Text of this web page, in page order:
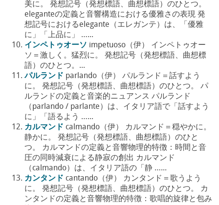
美に。 発想記号（発想標語、曲想標語）のひとつ。
eleganteの定義と音響構造における優雅さの表現 発
想記号におけるelegante（エレガンテ）は、「優雅
に」「上品に」 …...
インペトゥオーソ impetuoso（伊） インペトゥオー
ソ＝激しく。猛烈に。 発想記号（発想標語、曲想標
語）のひとつ。...
パルランド parlando（伊） パルランド＝話すよう
に。 発想記号（発想標語、曲想標語）のひとつ。 パ
ルランドの定義と音楽的ニュアンス パルランド
（parlando / parlante）は、イタリア語で「話すよう
に」「語るよう …...
カルマンド calmando（伊） カルマンド＝穏やかに。
静かに。 発想記号（発想標語、曲想標語）のひと
つ。 カルマンドの定義と音響物理的特徴：時間と音
圧の同時減衰による静寂の創出 カルマンド
（calmando）は、イタリア語の「静 …...
カンタンド cantando（伊） カンタンド＝歌うよう
に。 発想記号（発想標語、曲想標語）のひとつ。 カ
ンタンドの定義と音響物理的特徴：歌唱的旋律と包み